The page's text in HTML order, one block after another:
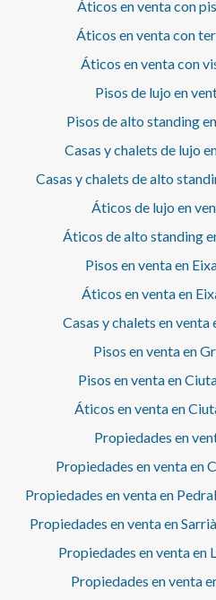
sistema de video vigilancia las
Opción de alquilar plaza de
Áticos en venta con
Áticos en venta con
Áticos en venta con
Pisos de lujo en
Pisos de alto standing
Casas y chalets de lujo
Casas y chalets de alto
Áticos de lujo en
Áticos de alto standing
Pisos en venta en
Áticos en venta en
Casas y chalets en
Pisos en venta en
Pisos en venta en
Áticos en venta en
Propiedades en
Propiedades en venta en
Propiedades en venta en
Propiedades en venta en
Propiedades en venta en
Propiedades en venta